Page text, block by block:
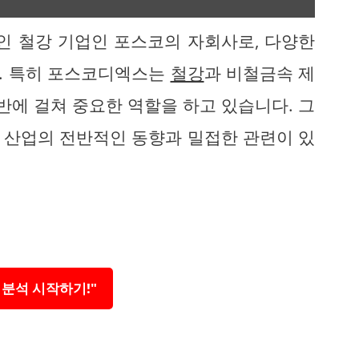
철강 기업인 포스코의 자회사로, 다양한
특히 포스코디엑스는 철강과 비철금속 제
에 걸쳐 중요한 역할을 하고 있습니다. 그
업의 전반적인 동향과 밀접한 관련이 있
석 시작하기!"